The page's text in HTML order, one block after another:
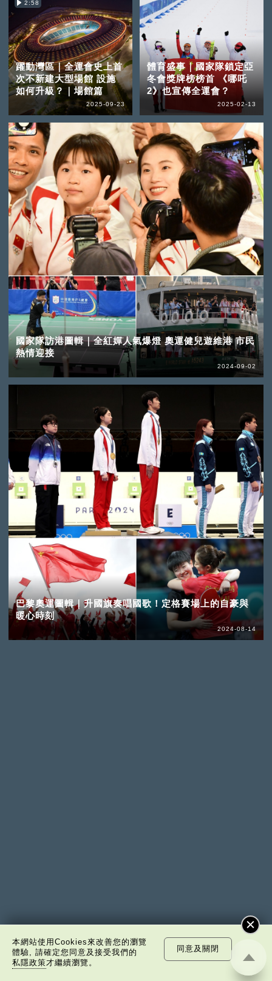
2:58
躍動灣區｜全運會史上首
次不新建大型場館 設施
如何升級？｜場館篇
2025-09-23
體育盛事｜國家隊鎖定亞
冬會獎牌榜榜首 《哪吒
2》也宣傳全運會？
2025-02-13
國家隊訪港圖輯｜全紅嬋人氣爆燈 奧運健兒遊維港 市民
熱情迎接
2024-09-02
巴黎奧運圖輯｜升國旗奏唱國歌！定格賽場上的自豪與
暖心時刻
2024-08-14
訂閱電子通訊
本網站使用Cookies來改善您的瀏覽
體驗, 請確定您同意及接受我們的
私隱政策才繼續瀏覽。
同意及關閉